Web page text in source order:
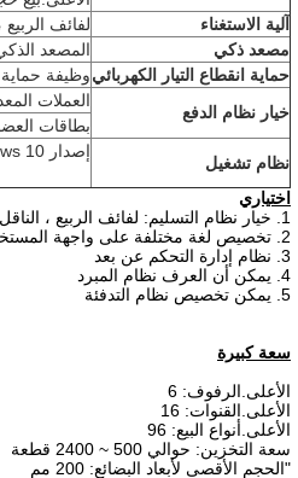
آلية الاستغناء
لفائف
مصعد ذكي
المصعد
حماية انقطاع التيار الكهربائيوظيفة حماية
خيار نظام الدفع
العملات
بطاقات
نظام تشغيل
إصدار Microsoft Windows 10 باللغة الإنجليزية ، Plug & Play (التوصيل والتشغيل)
اختياري
1. خيار نظام التسليم: لفائف الربيع ، الناقل ، الرف المعلق
2. تخصيص لغة مختلفة على واجهة المستخدم
3. نظام إدارة التحكم عن بعد
4. يمكن أن العرف نظام المبرد
5. يمكن تخصيص نظام التدفئة
سعة كبيرة
الأعلى.الرفوف: 6
الأعلى.القنوات: 16
الأعلى.أنواع البيع: 96
سعة التخزين: حوالي 500 ~ 2400 قطعة
"الحجم الأقصى لأبعاد البضائع: 200 مم